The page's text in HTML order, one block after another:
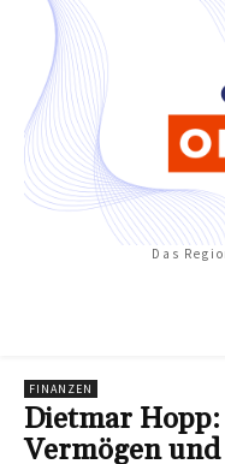
Das
FINANZEN
Dietmar
Vermögen